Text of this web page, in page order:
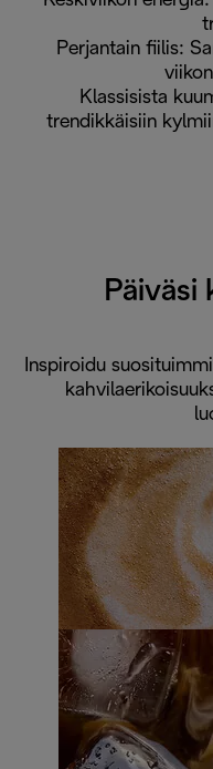
Perjantain fiilis:
Klassisista
trendikkäisiin
Päiväsi
Inspiroidu